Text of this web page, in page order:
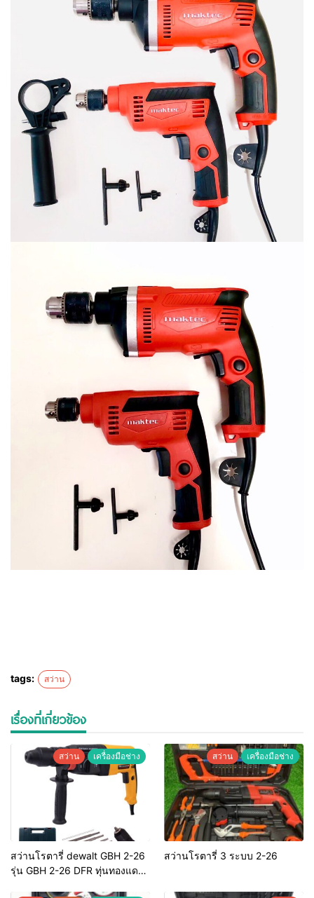
tags: สว่าน
เรื่องที่เกี่ยวข้อง
สว่าน เครื่องมือช่าง
สว่านโรตารี่ dewalt GBH 2-26
รุ่น GBH 2-26 DFR ทุ่นทองแดง
สว่าน เครื่องมือช่าง
สว่านโรตารี่ 3 ระบบ 2-26